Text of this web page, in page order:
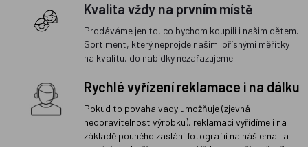
Kvalita vždy na prvním místě
Prodáváme jen to, co bychom koupili i našim dětem.
Sortiment, který neprojde našimi přísnými měřítky
na kvalitu, do nabídky nezařazujeme.
Rychlé vyřízení reklamace i na dálku
Pokud to povaha vady umožňuje (zjevná
neopravitelnost výrobku), reklamaci vyřídíme i na
základě pouhého zaslání fotografií na náš email a